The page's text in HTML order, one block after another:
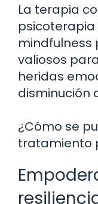
La terapia
mindfulness
valiosos
heridas
disminución
¿Cómo se
tratamiento